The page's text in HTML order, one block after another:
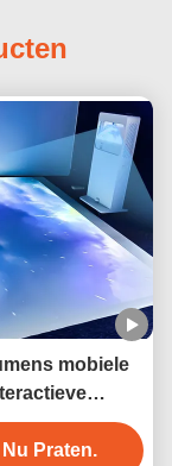
mobiele
Nu Praten.